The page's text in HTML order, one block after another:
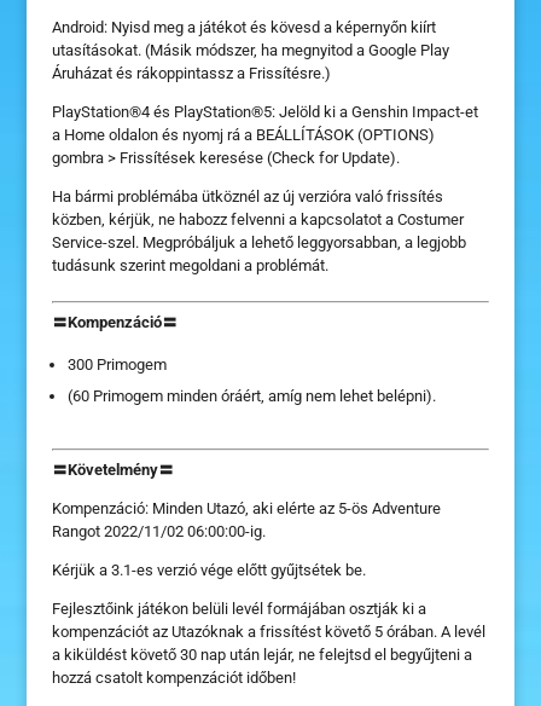
Android: Nyisd meg a játékot és kövesd a képernyőn kiírt
utasításokat. (Másik módszer, ha megnyitod a Google Play
Áruházat és rákoppintassz a Frissítésre.)
PlayStation®4 és PlayStation®5: Jelöld ki a Genshin Impact-et
a Home oldalon és nyomj rá a BEÁLLÍTÁSOK (OPTIONS)
gombra > Frissítések keresése (Check for Update).
Ha bármi problémába ütköznél az új verzióra való frissítés
közben, kérjük, ne habozz felvenni a kapcsolatot a Costumer
Service-szel. Megpróbáljuk a lehető leggyorsabban, a legjobb
tudásunk szerint megoldani a problémát.
〓Kompenzáció〓
300 Primogem
(60 Primogem minden óráért, amíg nem lehet belépni).
〓Követelmény〓
Kompenzáció: Minden Utazó, aki elérte az 5-ös Adventure
Rangot 2022/11/02 06:00:00-ig.
Kérjük a 3.1-es verzió vége előtt gyűjtsétek be.
Fejlesztőink játékon belüli levél formájában osztják ki a
kompenzációt az Utazóknak a frissítést követő 5 órában. A levél
a kiküldést követő 30 nap után lejár, ne felejtsd el begyűjteni a
hozzá csatolt kompenzációt időben!